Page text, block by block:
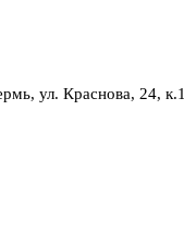
ул. Краснова, 24, к.1